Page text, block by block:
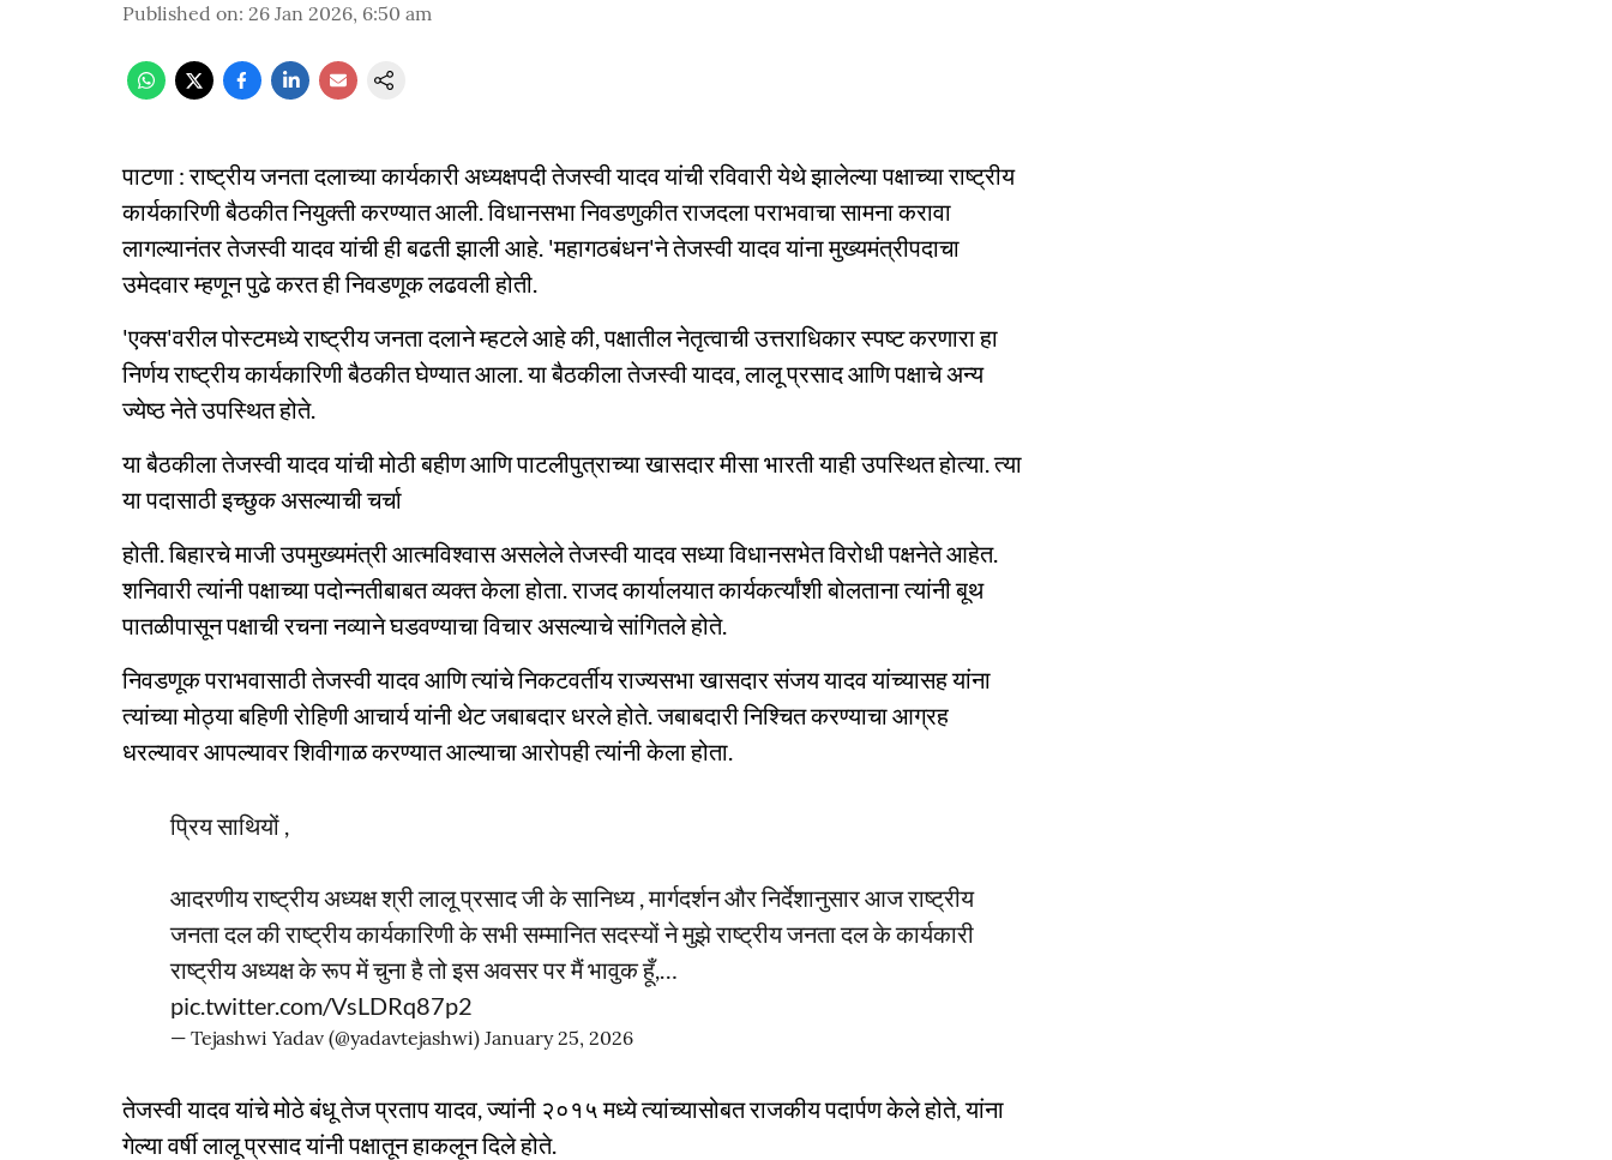
Published on: 26 Jan 2026, 6:50 am
पाटणा : राष्ट्रीय जनता दलाच्या कार्यकारी अध्यक्षपदी तेजस्वी यादव यांची रविवारी येथे झालेल्या पक्षाच्या राष्ट्रीय
कार्यकारिणी बैठकीत नियुक्ती करण्यात आली. विधानसभा निवडणुकीत राजदला पराभवाचा सामना करावा
लागल्यानंतर तेजस्वी यादव यांची ही बढती झाली आहे. 'महागठबंधन'ने तेजस्वी यादव यांना मुख्यमंत्रीपदाचा
उमेदवार म्हणून पुढे करत ही निवडणूक लढवली होती.
'एक्स'वरील पोस्टमध्ये राष्ट्रीय जनता दलाने म्हटले आहे की, पक्षातील नेतृत्वाची उत्तराधिकार स्पष्ट करणारा हा
निर्णय राष्ट्रीय कार्यकारिणी बैठकीत घेण्यात आला. या बैठकीला तेजस्वी यादव, लालू प्रसाद आणि पक्षाचे अन्य
ज्येष्ठ नेते उपस्थित होते.
या बैठकीला तेजस्वी यादव यांची मोठी बहीण आणि पाटलीपुत्राच्या खासदार मीसा भारती याही उपस्थित होत्या. त्या
या पदासाठी इच्छुक असल्याची चर्चा
होती. बिहारचे माजी उपमुख्यमंत्री आत्मविश्वास असलेले तेजस्वी यादव सध्या विधानसभेत विरोधी पक्षनेते आहेत.
शनिवारी त्यांनी पक्षाच्या पदोन्नतीबाबत व्यक्त केला होता. राजद कार्यालयात कार्यकर्त्यांशी बोलताना त्यांनी बूथ
पातळीपासून पक्षाची रचना नव्याने घडवण्याचा विचार असल्याचे सांगितले होते.
निवडणूक पराभवासाठी तेजस्वी यादव आणि त्यांचे निकटवर्तीय राज्यसभा खासदार संजय यादव यांच्यासह यांना
त्यांच्या मोठ्या बहिणी रोहिणी आचार्य यांनी थेट जबाबदार धरले होते. जबाबदारी निश्चित करण्याचा आग्रह
धरल्यावर आपल्यावर शिवीगाळ करण्यात आल्याचा आरोपही त्यांनी केला होता.
प्रिय साथियों ,
आदरणीय राष्ट्रीय अध्यक्ष श्री लालू प्रसाद जी के सानिध्य , मार्गदर्शन और निर्देशानुसार आज राष्ट्रीय
जनता दल की राष्ट्रीय कार्यकारिणी के सभी सम्मानित सदस्यों ने मुझे राष्ट्रीय जनता दल के कार्यकारी
राष्ट्रीय अध्यक्ष के रूप में चुना है तो इस अवसर पर मैं भावुक हूँ,…
pic.twitter.com/VsLDRq87p2
— Tejashwi Yadav (@yadavtejashwi) January 25, 2026
तेजस्वी यादव यांचे मोठे बंधू तेज प्रताप यादव, ज्यांनी २०१५ मध्ये त्यांच्यासोबत राजकीय पदार्पण केले होते, यांना
गेल्या वर्षी लालू प्रसाद यांनी पक्षातून हाकलून दिले होते.